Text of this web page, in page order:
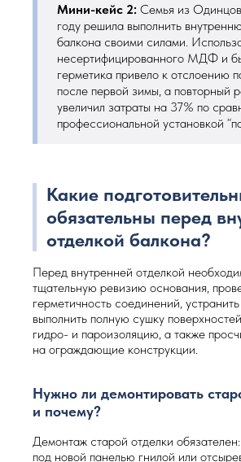
Мини-кейс 2: Семья из
году решила выполнить
балкона своими силами.
несертифицированного МДФ и
герметика привело к отслоению
после первой зимы, а повторный
увеличил затраты на 37% по
профессиональной установкой
Какие
обязательны перед
отделкой балкона?
Перед внутренней отделкой
тщательную ревизию основания,
герметичность соединений,
выполнить полную сушку
гидро- и пароизоляцию, а также
на ограждающие конструкции.
Нужно ли демонтировать
и почему?
Демонтаж старой отделки
под новой панелью гнилой или